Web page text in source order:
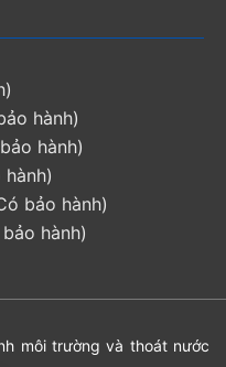
hành)
hành)
bảo hành)
hành)
môi trường và thoát nước